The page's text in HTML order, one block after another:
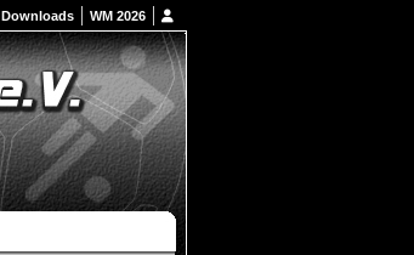
Downloads WM 2026